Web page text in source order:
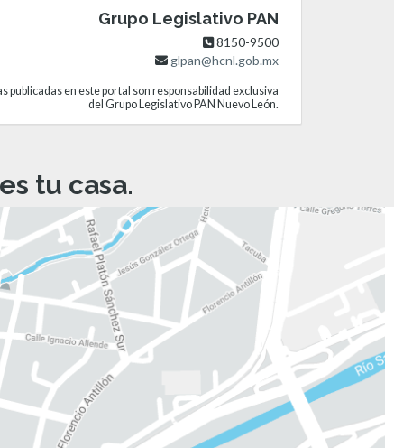
Grupo Legislativo PAN
8150-9500
glpan@hcnl.gob.mx
publicadas en este portal son responsabilidad exclusiva
del Grupo Legislativo PAN Nuevo León.
tu casa.